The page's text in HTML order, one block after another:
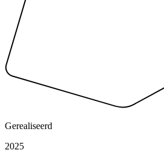
Gerealiseerd
2025